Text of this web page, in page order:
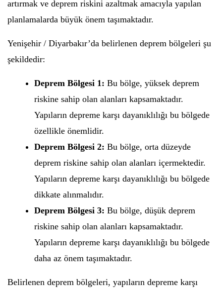
artırmak ve deprem riskini azaltmak amacıyla yapılan
planlamalarda büyük önem taşımaktadır.
Yenişehir / Diyarbakır’da belirlenen deprem bölgeleri şu
şekildedir:
Deprem Bölgesi 1: Bu bölge, yüksek deprem
riskine sahip olan alanları kapsamaktadır.
Yapıların depreme karşı dayanıklılığı bu bölgede
özellikle önemlidir.
Deprem Bölgesi 2: Bu bölge, orta düzeyde
deprem riskine sahip olan alanları içermektedir.
Yapıların depreme karşı dayanıklılığı bu bölgede
dikkate alınmalıdır.
Deprem Bölgesi 3: Bu bölge, düşük deprem
riskine sahip olan alanları kapsamaktadır.
Yapıların depreme karşı dayanıklılığı bu bölgede
daha az önem taşımaktadır.
Belirlenen deprem bölgeleri, yapıların depreme karşı